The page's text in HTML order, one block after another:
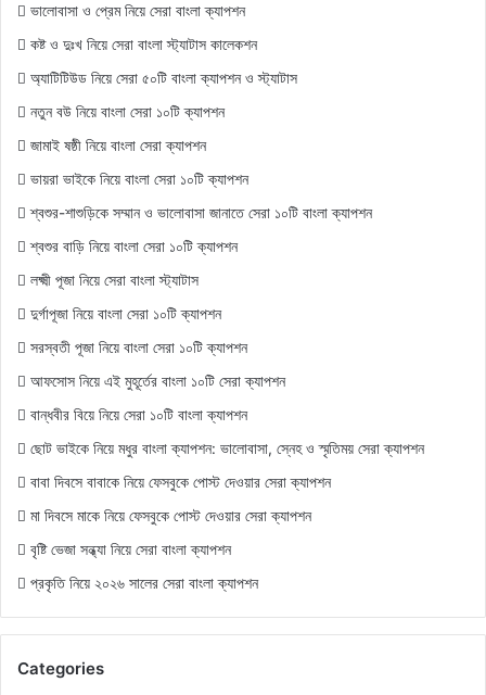
ভালোবাসা ও প্রেম নিয়ে সেরা বাংলা ক্যাপশন
কষ্ট ও দুঃখ নিয়ে সেরা বাংলা স্ট্যাটাস কালেকশন
অ্যাটিটিউড নিয়ে সেরা ৫০টি বাংলা ক্যাপশন ও স্ট্যাটাস
নতুন বউ নিয়ে বাংলা সেরা ১০টি ক্যাপশন
জামাই ষষ্ঠী নিয়ে বাংলা সেরা ক্যাপশন
ভায়রা ভাইকে নিয়ে বাংলা সেরা ১০টি ক্যাপশন
শ্বশুর-শাশুড়িকে সম্মান ও ভালোবাসা জানাতে সেরা ১০টি বাংলা ক্যাপশন
শ্বশুর বাড়ি নিয়ে বাংলা সেরা ১০টি ক্যাপশন
লক্ষ্মী পূজা নিয়ে সেরা বাংলা স্ট্যাটাস
দুর্গাপূজা নিয়ে বাংলা সেরা ১০টি ক্যাপশন
সরস্বতী পূজা নিয়ে বাংলা সেরা ১০টি ক্যাপশন
আফসোস নিয়ে এই মুহূর্তের বাংলা ১০টি সেরা ক্যাপশন
বান্ধবীর বিয়ে নিয়ে সেরা ১০টি বাংলা ক্যাপশন
ছোট ভাইকে নিয়ে মধুর বাংলা ক্যাপশন: ভালোবাসা, স্নেহ ও স্মৃতিময় সেরা ক্যাপশন
বাবা দিবসে বাবাকে নিয়ে ফেসবুকে পোস্ট দেওয়ার সেরা ক্যাপশন
মা দিবসে মাকে নিয়ে ফেসবুকে পোস্ট দেওয়ার সেরা ক্যাপশন
বৃষ্টি ভেজা সন্ধ্যা নিয়ে সেরা বাংলা ক্যাপশন
প্রকৃতি নিয়ে ২০২৬ সালের সেরা বাংলা ক্যাপশন
Categories